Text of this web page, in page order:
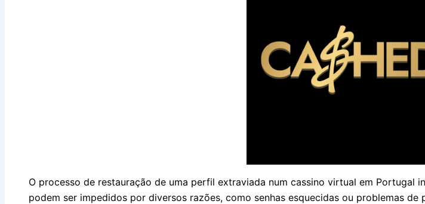
O processo de restauração de uma perfil extraviada num cassino virtual em Portugal
podem ser impedidos por diversos razões, como senhas esquecidas ou problemas